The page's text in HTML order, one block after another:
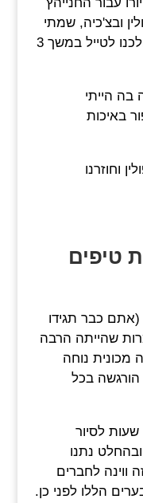
ובצ'כיה, שמתי
פתק על השמשה של הטויוטה והלכנו לטייל במשך 3
בה הייתי
באיכות
וחוזרנו
טיפים
כבר תגידו
שהייתה הרבה
מכונית נוחה
הורגשה בכל
שעות לסיור
נתנו
ווינה לחברים
הללו לפני כן.